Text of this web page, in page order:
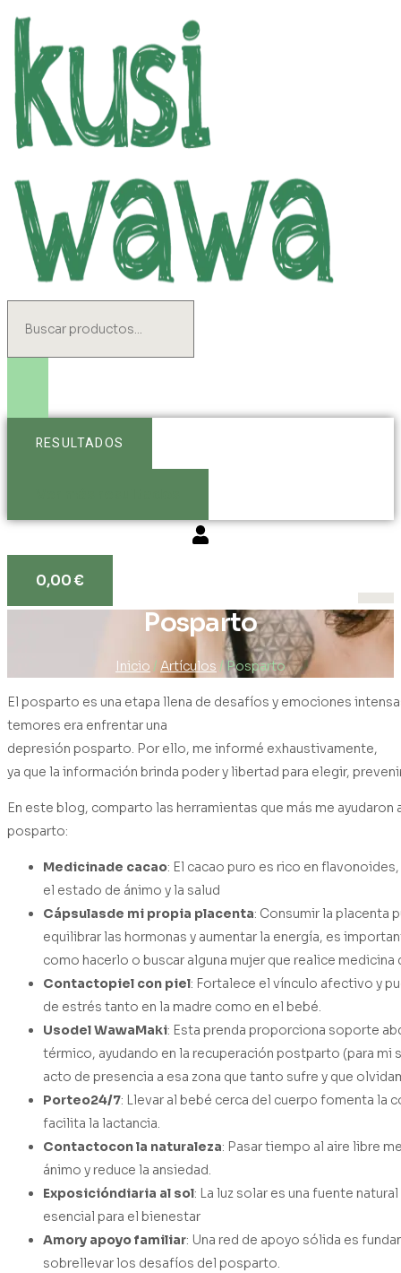
contenido
RESULTADOS
0,00€
Posparto
Inicio / Artículos / Posparto
El posparto es una etapa llena de desafíos y emociones
temores era enfrentar una
depresión posparto. Por ello, me informé exhaustivamente,
ya que la información brinda poder y libertad para elegir,
En este blog, comparto las herramientas que más me ayudaron
posparto:
Medicinade cacao: El cacao puro es rico en
el estado de ánimo y la salud
Cápsulasde mi propia placenta: Consumir la placenta
equilibrar las hormonas y aumentar la energía, es
como hacerlo o buscar alguna mujer que realice medicina
Contactopiel con piel: Fortalece el vínculo afectivo y
de estrés tanto en la madre como en el bebé.
UsodelWawaMaki: Esta prenda proporciona soporte
térmico, ayudando en la recuperación postparto (para mi
acto de presencia a esa zona que tanto sufre y que
Porteo24/7: Llevar al bebé cerca del cuerpo fomenta la
facilita la lactancia.
Contactoconla naturaleza: Pasar tiempo al aire libre
ánimo y reduce la ansiedad.
Exposicióndiaria al sol: La luz solar es una fuente
esencial para el bienestar
Amory apoyofamiliar: Una red de apoyo sólida es
sobrellevar los desafíos del posparto.